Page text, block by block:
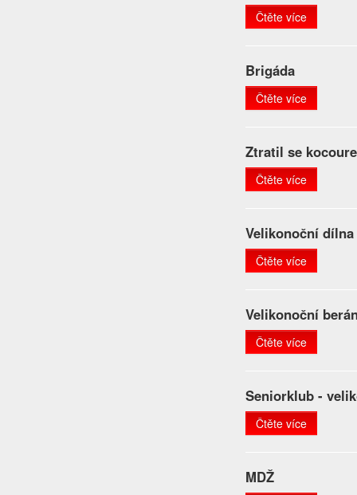
Čtěte více
Brigáda
Čtěte více
Ztratil se
Čtěte více
Velikonoční dílna
Čtěte více
Velikonoční
Čtěte více
Seniorklub -
Čtěte více
MDŽ